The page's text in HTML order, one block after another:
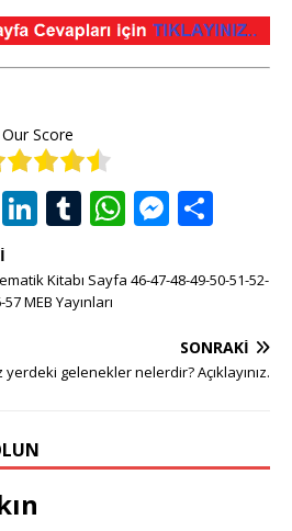
Our Score
T Li
k
e
n
T
m
bl
W
at
p
M
ss
n
g
r
ar
Kitabı Sayfa 46-47-48-49-50-51-52-
MEB Yayınları
SONRAKI
yerdeki gelenekler nelerdir? Açıklayınız.